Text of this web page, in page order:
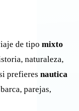
de tipo mixto
naturaleza,
prefieres nautica
parejas,